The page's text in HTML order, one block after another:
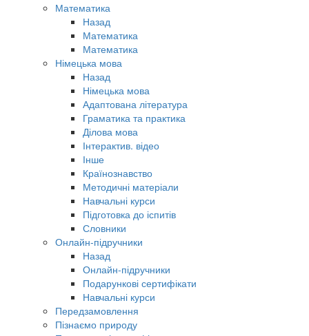
Математика
Назад
Математика
Математика
Німецька мова
Назад
Німецька мова
Адаптована література
Граматика та практика
Ділова мова
Інтерактив. відео
Інше
Країнознавство
Методичні матеріали
Навчальні курси
Підготовка до іспитів
Словники
Онлайн-підручники
Назад
Онлайн-підручники
Подарункові сертифікати
Навчальні курси
Передзамовлення
Пізнаємо природу